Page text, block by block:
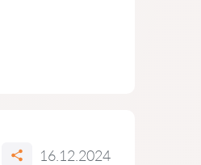
16.12.2024